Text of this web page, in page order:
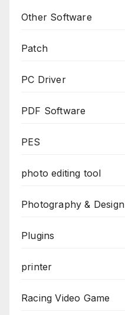
Other Software
Patch
PC Driver
PDF Software
PES
photo editing tool
Photography & Design
Plugins
printer
Racing Video Game